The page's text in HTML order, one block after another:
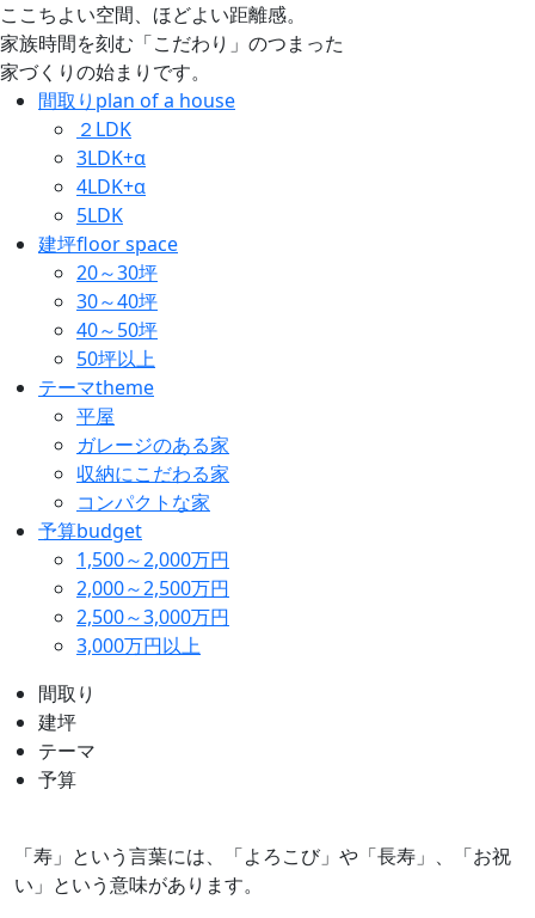
ここちよい空間、ほどよい距離感。
家族時間を刻む「こだわり」のつまった
家づくりの始まりです。
間取り plan of a house
２LDK
3LDK+α
4LDK+α
5LDK
建坪floor space
20～30坪
30～40坪
40～50坪
50坪以上
テーマtheme
平屋
ガレージのある家
収納にこだわる家
コンパクトな家
予算budget
1,500～2,000万円
2,000～2,500万円
2,500～3,000万円
3,000万円以上
間取り
建坪
テーマ
予算
「寿」という言葉には、「よろこび」や「長寿」、「お祝
い」という意味があります。